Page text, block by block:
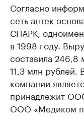
Согласно
сеть аптек
СПАРК,
в 1998 году.
составила 246,8
11,3 млн рублей.
компании
принадлежит
ООО «Медиком